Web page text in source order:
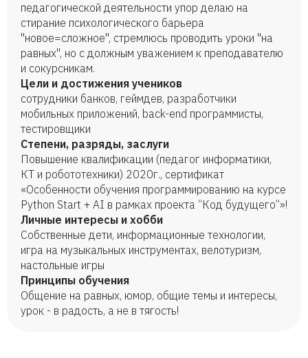
педагогической деятельности упор делаю на
стирание психологического барьера
"новое=сложное", стремлюсь проводить уроки "на
равных", но с должным уважением к преподавателю
и сокурсникам.
Цели и достижения учеников
сотрудники банков, геймдев, разработчики
мобильных приложений, back-end программисты,
тестировщики
Степени, разряды, заслуги
Повышение квалификации (педагог информатики,
КТ и робототехники) 2020г., сертификат
«Особенности обучения программированию на курсе
Python Start + AI в рамках проекта “Код будущего”»!
Личные интересы и хобби
Собственные дети, информационные технологии,
игра на музыкальных инструментах, велотуризм,
настольные игры
Принципы обучения
Общение на равных, юмор, общие темы и интересы,
урок - в радость, а не в тягость!